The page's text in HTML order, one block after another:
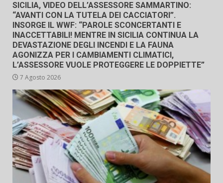
SICILIA, VIDEO DELL’ASSESSORE SAMMARTINO:
“AVANTI CON LA TUTELA DEI CACCIATORI”.
INSORGE IL WWF: “PAROLE SCONCERTANTI E
INACCETTABILI! MENTRE IN SICILIA CONTINUA LA
DEVASTAZIONE DEGLI INCENDI E LA FAUNA
AGONIZZA PER I CAMBIAMENTI CLIMATICI,
L’ASSESSORE VUOLE PROTEGGERE LE DOPPIETTE”
7 Agosto 2026